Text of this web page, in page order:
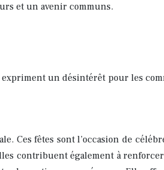
et un avenir communs.
un désintérêt pour les
Ces fêtes sont l’occasion de
contribuent également à